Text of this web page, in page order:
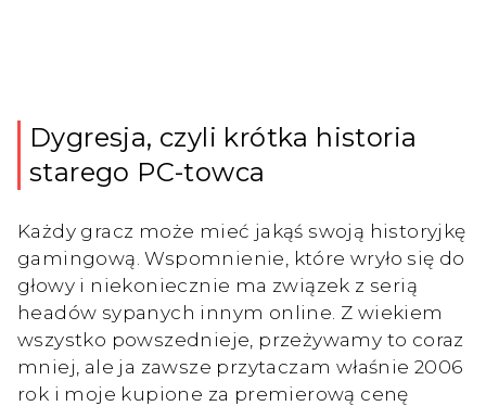
Dygresja, czyli krótka historia
starego PC-towca
Każdy gracz może mieć jakąś swoją historyjkę
gamingową. Wspomnienie, które wryło się do
głowy i niekoniecznie ma związek z serią
headów sypanych innym online. Z wiekiem
wszystko powszednieje, przeżywamy to coraz
mniej, ale ja zawsze przytaczam właśnie 2006
rok i moje kupione za premierową cenę